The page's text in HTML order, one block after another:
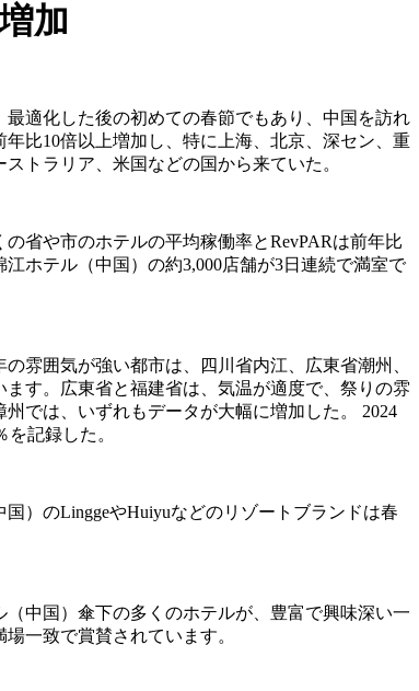
加
適化した後の初めての春節でもあり、中国を訪れ
比10倍以上増加し、特に上海、北京、深セン、重
トラリア、米国などの国から来ていた。
省や市のホテルの平均稼働率とRevPARは前年比
ホテル（中国）の約3,000店舗が3日連続で満室で
雰囲気が強い都市は、四川省内江、広東省潮州、
す。広東省と福建省は、気温が適度で、祭りの雰
では、いずれもデータが大幅に増加した。 2024
記録した。
）のLinggeやHuiyuなどのリゾートブランドは春
中国）傘下の多くのホテルが、豊富で興味深い一
一致で賞賛されています。